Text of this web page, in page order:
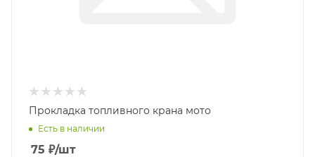
Прокладка топливного крана мото
Есть в наличии
75 ₽/шт